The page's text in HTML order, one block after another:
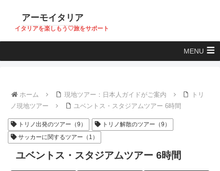
アーモイタリア
イタリアを楽しもう♡旅をサポート
MENU
ホーム 現地ツアー：日本人ガイドがご案内
トリ
ノ現地ツアー
ユベントス・スタジアムツアー 6時間
トリノ出発のツアー（9）
トリノ解散のツアー（9）
サッカーに関するツアー（1）
ユベントス・スタジアムツアー 6時間